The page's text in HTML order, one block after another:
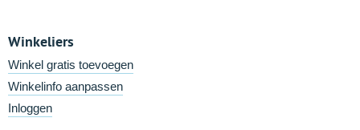
Winkeliers
Winkel gratis toevoegen
Winkelinfo aanpassen
Inloggen